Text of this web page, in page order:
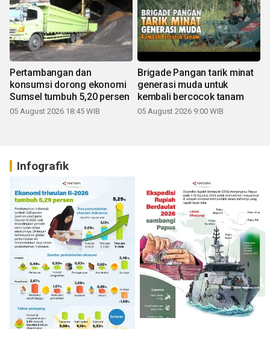
Pertambangan dan
konsumsi dorong ekonomi
Sumsel tumbuh 5,20 persen
05 August 2026 18:45 WIB
Brigade Pangan tarik minat
generasi muda untuk
kembali bercocok tanam
05 August 2026 9:00 WIB
Infografik